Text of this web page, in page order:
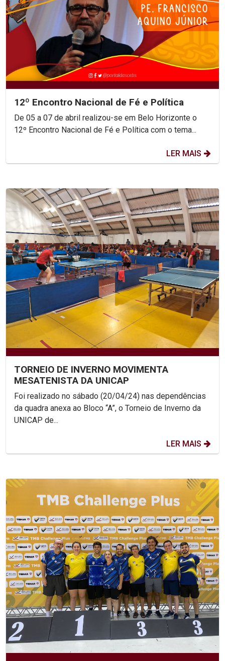
12º Encontro Nacional de Fé e Política
De 05 a 07 de abril realizou-se em Belo Horizonte o
12º Encontro Nacional de Fé e Política com o tema...
LER MAIS
TORNEIO DE INVERNO MOVIMENTA
MESATENISTA DA UNICAP
Foi realizado no sábado (20/04/24) nas dependências
da quadra anexa ao Bloco “A”, o Torneio de Inverno da
UNICAP de...
LER MAIS